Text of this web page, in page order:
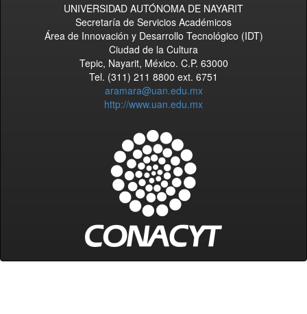
UNIVERSIDAD AUTÓNOMA DE NAYARIT
Secretaría de Servicios Académicos
Área de Innovación y Desarrollo Tecnológico (IDT)
Ciudad de la Cultura
Tepic, Nayarit, México. C.P. 63000
Tel. (311) 211 8800 ext. 6751
aramara@uan.edu.mx
http://www.uan.edu.mx